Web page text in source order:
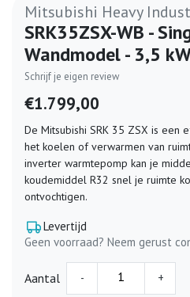
Mitsubishi Heavy
SRK35ZSX-WB -
Wandmodel - 3,5
Schrijf je eigen review
€1.799,00
De Mitsubishi SRK 35 ZSX is een
het koelen of verwarmen van
inverter warmtepomp kan je
koudemiddel R32 snel je ruimte
ontvochtigen.
Levertijd
Geen voorraad? Neem gerust
Aantal - +